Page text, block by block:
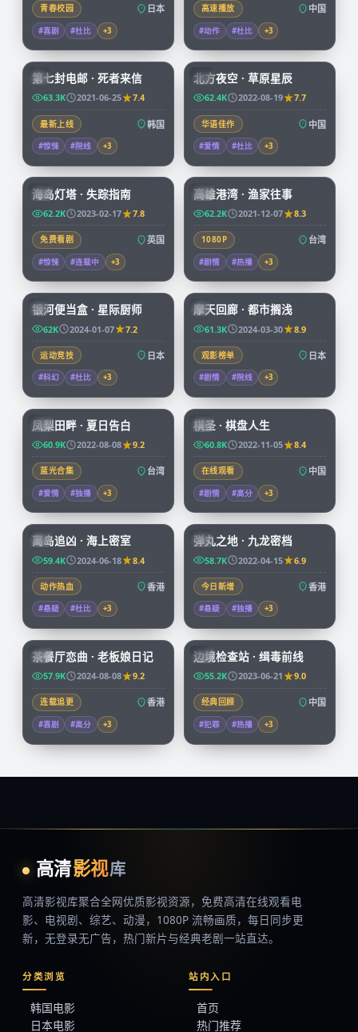
青春校园 日本
#喜剧 #杜比 +3
高速播放 中国
#动作 #杜比 +3
KR
99:14
第七封电邮 · 死者来信
63.3K 2021-06-25 7.4
最新上线 韩国
#惊悚 #院线 +3
CN
99:01
北方夜空 · 草原星辰
62.4K 2022-08-19 7.7
华语佳作 中国
#爱情 #杜比 +3
CN
海岛灯塔 · 失踪指南
62.2K 2023-02-17 7.8
免费看剧 英国
#惊悚 #连载中 +3
TW
高雄港湾 · 渔家往事
62.2K 2021-12-07 8.3
1080P 台湾
#剧情 #热播 +3
JP
59:46
银河便当盒 · 星际厨师
62K 2024-01-07 7.2
运动竞技 日本
#科幻 #杜比 +3
JP
45:37
摩天回廊 · 都市搁浅
61.3K 2024-03-30 8.9
观影榜单 日本
#剧情 #院线 +3
TW
凤梨田畔 · 夏日告白
60.9K 2022-08-08 9.2
蓝光合集 台湾
#爱情 #独播 +3
CN
棋圣 · 棋盘人生
60.8K 2022-11-05 8.4
在线观看 中国
#剧情 #高分 +3
HK
92:58
离岛追凶 · 海上密室
59.4K 2024-06-18 8.4
动作热血 香港
#悬疑 #杜比 +3
HK
99:59
弹丸之地 · 九龙密档
58.7K 2022-04-15 6.9
今日新增 香港
#悬疑 #独播 +3
HK
茶餐厅恋曲 · 老板娘日记
57.9K 2024-08-08 9.2
连载追更 香港
#喜剧 #高分 +3
CN
边境检查站 · 缉毒前线
55.2K 2023-06-21 9.0
经典回顾 中国
#犯罪 #热播 +3
高清影视库
高清影视库聚合全网优质影视资源， 免费高清在线观看电
影、电视剧、综艺、动漫，1080P 流畅画质，每日同步更
新，无登录无广告，热门新片与经典老剧一站直达。
分类浏览
韩国电影
日本电影
站内入口
首页
热门推荐